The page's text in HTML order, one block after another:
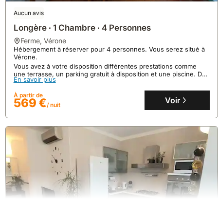
8.3 9 avis
Enzo House
Sant'Anastasia, cette maison de vacances offre un accès rapide
au centre historique de Vérone.
Cette villa de 75 m² peut accueillir jusqu'à 7 personnes, dispose
de 2 chambres, d'une cuisine équipée d'un micro-ondes et d'un
réfrigérateur, et propose le WiFi gratuit.
En savoir plus
167 € Voir
Aucun avis
Longère ∙ 1 Chambre ∙ 4 Personnes
ferme, Vérone
Hébergement à réserver pour 4 personnes. Vous serez situé à
Vérone.
Vous avez à votre disposition différentes prestations comme
une terrasse, un parking gratuit à disposition et une piscine. De
plus, l‘hébergement dispose de la climatisation !
En savoir plus
À partir de
569 €/ nuit Voir